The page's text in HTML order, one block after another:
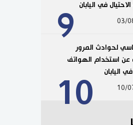
9
في اليابان
03/
10
لحوادث المرور
عن استخدام الهواتف
اليابان
10/